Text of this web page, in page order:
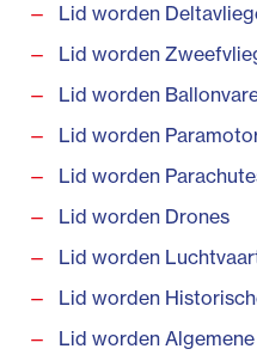
Lid worden
Lid worden
Lid worden
Lid worden
Lid worden
Lid worden Drones
Lid worden
Lid worden
Lid worden